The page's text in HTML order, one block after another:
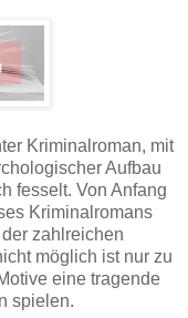
Kriminalroman, mit
Aufbau
fesselt. Von Anfang
Kriminalromans
zahlreichen
möglich ist nur zu
eine tragende
spielen.